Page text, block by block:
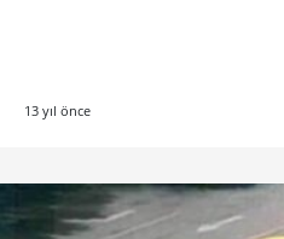
13 yıl önce